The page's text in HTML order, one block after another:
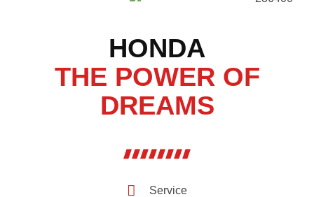
HONDA
THE POWER OF
DREAMS
Service